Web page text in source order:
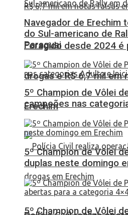
Foragido desde 2024 é
drogas e R$ 6,7 mil em
Erechim
Navegador de Erechim
do Sul-americano de
Paraguai
5º Champion de Vôlei
campeões nas
5º Champion de Vôlei
duplas neste domingo
5º Champion de Vôlei